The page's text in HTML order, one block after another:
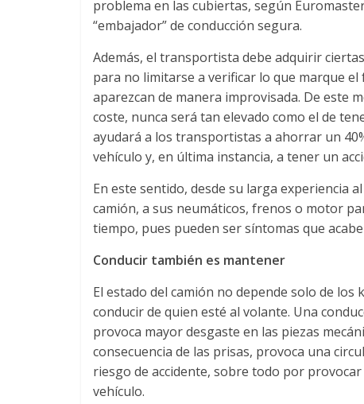
r
e
d
e
E
q
u
problema en las cubiertas, según
“embajador” de conducción segura.
Además, el transportista debe adquirir
para no limitarse a verificar lo que marque
aparezcan de manera improvisada. De este
coste, nunca será tan elevado como el de
ayudará a los transportistas a ahorrar un
vehículo y, en última instancia, a tener un
En este sentido, desde su larga experiencia
camión, a sus neumáticos, frenos o motor
tiempo, pues pueden ser síntomas que
Conducir también es mantener
El estado del camión no depende solo de
conducir de quien esté al volante. Una
provoca mayor desgaste en las piezas
consecuencia de las prisas, provoca una
riesgo de accidente, sobre todo por
vehículo.